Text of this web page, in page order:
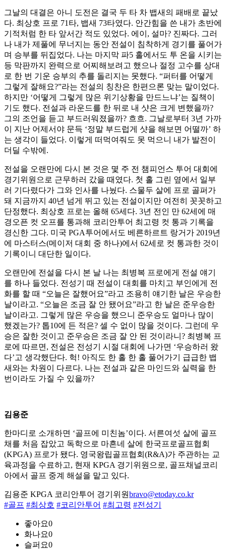
그날의 대결은 아니 도전은 결국 두 타 차 뱁새의 패배로 끝났
다. 최상호 프로 71타, 뱁새 73타였다. 안간힘을 쓴 내가 초반에
기적처럼 한 타 앞서간 적도 있었다. 에이, 설마? 진짜다. 그러
나 내가 제풀에 무너지는 동안 전설이 침착하게 경기를 풀어가
며 승부를 뒤집었다. 나는 마지막 파5 홀에서도 투 온을 시키는
등 막판까지 완력으로 어찌해보려고 했으나 절정 고수를 상대
로 한 번 기운 승부의 추를 돌리지는 못했다. “퍼터를 어떻게
그렇게 잘해요?”라는 전설의 칭찬은 한편으론 맞는 말이었다.
하지만 ‘어떻게 그렇게 많은 위기상황을 만드느냐’는 질책이
기도 했다. 전설과 라운드를 한 뒤로 내 샷은 크게 변했을까?
그의 조언을 듣고 부드러워졌을까? 흐흐. 그날로부터 3년 가까
이 지난 어제서야 문득 ‘정말 부드럽게 샷을 해보면 어떨까’ 하
는 생각이 들었다. 이렇게 떠먹여줘도 못 먹으니 내가 발전이
더딜 수밖에.
전설을 오랜만에 다시 본 것은 몇 주 전 챔피언스 투어 대회에
경기위원으로 근무하러 갔을 때였다. 첫 홀 그린 옆에서 일부
러 기다렸다가 그와 인사를 나눴다. 스물두 살에 프로 골퍼가
돼 지금까지 40년 넘게 뛰고 있는 전설이지만 여전히 꼿꼿하고
단정했다. 최상호 프로는 올해 65세다. 3년 전인 만 62세에 매
경오픈 컷 오프를 통과해 코리안투어 최고령 컷 통과 기록을
경신한 그다. 미국 PGA투어에서도 베른하르트 랑거가 2019년
에 마스터스(메이저 대회 중 하나)에서 62세로 컷 통과한 것이
기록이니 대단한 일이다.
오랜만에 전설을 다시 본 날 나는 최병복 프로에게 전설 얘기
를 하나 들었다. 전성기 때 전설이 대회를 마치고 부인에게 전
화를 할 때 “오늘은 잘했어요”라고 조용히 얘기한 날은 우승한
날이라고. “오늘은 조금 잘 안 됐어요”라고 한 날은 준우승한
날이라고. 그렇게 많은 우승을 했으니 준우승도 얼마나 많이
했겠는가? 톱10에 든 적은? 셀 수 없이 많을 것이다. 그런데 우
승은 잘한 것이고 준우승은 조금 잘 안 된 것이라니? 최병복 프
로에 따르면, 전설은 전성기 시절 대회에 나가면 ‘우승하러 왔
다’고 생각했단다. 헉! 아직도 한 홀 한 홀 풀어가기 급급한 뱁
새와는 차원이 다르다. 나는 전설과 같은 마인드와 실력을 한
번이라도 가질 수 있을까?
김용준
한마디로 소개하면 ‘골프에 미친놈’이다. 서른여섯 살에 골프
채를 처음 잡았고 독학으로 마흔네 살에 한국프로골프협회
(KPGA) 프로가 됐다. 영국왕립골프협회(R&A)가 주관하는 교
육과정을 수료하고, 현재 KPGA 경기위원으로, 골프채널코리
아에서 골프 중계 해설을 맡고 있다.
김용준 KPGA 코리안투어 경기위원bravo@etoday.co.kr
#골프 #최상호 #코리안투어 #최고령 #전성기
좋아요0
화나요0
슬퍼요0